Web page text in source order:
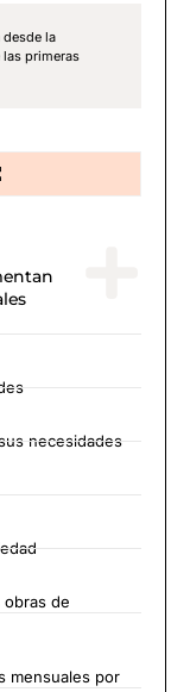
la
primeras
necesidades
obras de
mensuales por